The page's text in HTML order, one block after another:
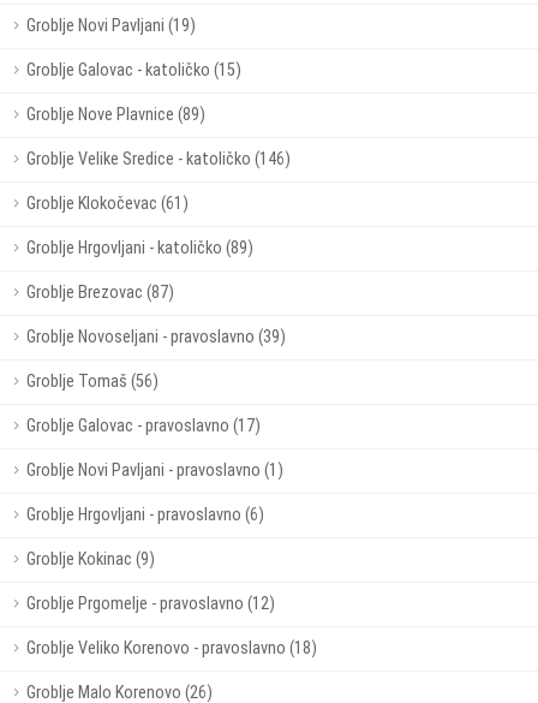
Groblje Novi Pavljani (19)
Groblje Galovac - katoličko (15)
Groblje Nove Plavnice (89)
Groblje Velike Sredice - katoličko (146)
Groblje Klokočevac (61)
Groblje Hrgovljani - katoličko (89)
Groblje Brezovac (87)
Groblje Novoseljani - pravoslavno (39)
Groblje Tomaš (56)
Groblje Galovac - pravoslavno (17)
Groblje Novi Pavljani - pravoslavno (1)
Groblje Hrgovljani - pravoslavno (6)
Groblje Kokinac (9)
Groblje Prgomelje - pravoslavno (12)
Groblje Veliko Korenovo - pravoslavno (18)
Groblje Malo Korenovo (26)